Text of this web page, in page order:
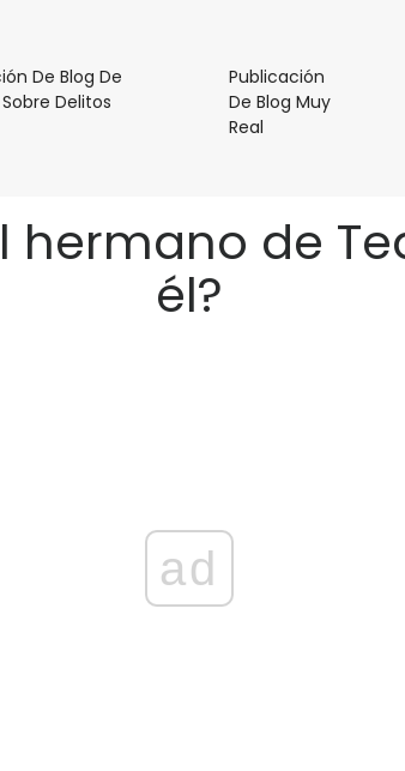
De Blog De
DelitosPublicación
Delitos
Publicación
De Blog Muy
Real
Real
de
él?
ad